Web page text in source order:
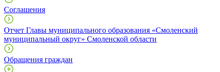
Соглашения
Отчет Главы муниципального образования «Смоленский
муниципальный округ» Смоленской области
Обращения граждан